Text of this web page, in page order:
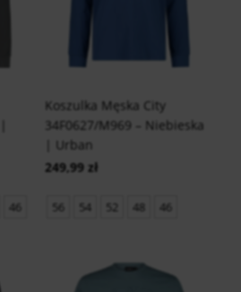
46
Koszulka Męska City
34F0627/M969 – Niebieska
| Urban
249,99 zł
56 54 52 48 46